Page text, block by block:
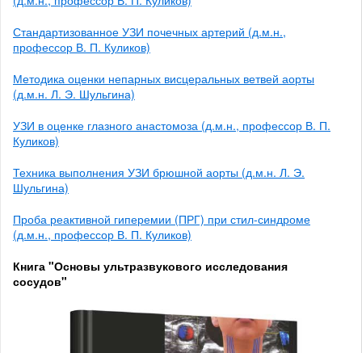
Стандартизованное УЗИ почечных артерий (д.м.н.,
профессор В. П. Куликов)
Методика оценки непарных висцеральных ветвей аорты
(д.м.н. Л. Э. Шульгина)
УЗИ в оценке глазного анастомоза (д.м.н., профессор В. П.
Куликов)
Техника выполнения УЗИ брюшной аорты (д.м.н. Л. Э.
Шульгина)
Проба реактивной гиперемии (ПРГ) при стил-синдроме
(д.м.н., профессор В. П. Куликов)
Книга "Основы ультразвукового исследования
сосудов"